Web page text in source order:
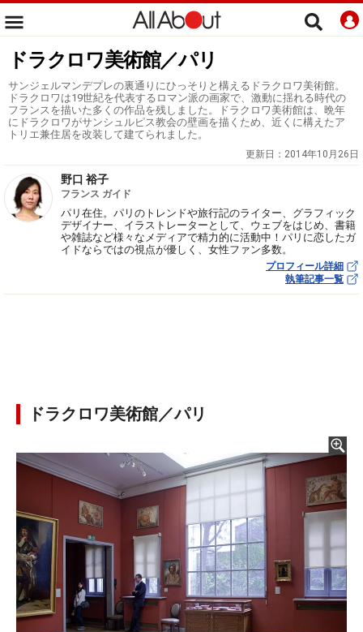
ドラクロワ美術館／パリ
サンジェルマンデプレの裏通りにひっそりと構えるドラクロワ美術館。
ドラクロワは19世紀を代表するロマン派の画家で、激動に揺れる時代の
フランスを描いた多くの作品を残しました。ドラクロワ美術館は、晩年
にドラクロワがサンシュルピス教会の壁画を描くため、近くに構えたア
トリエ兼住居を改装して建てられました。
更新日： 2014年10月26日
野口 裕子
フランス ガイド
パリ在住。パリのトレンドや旅行記のライター、グラフィック
デザイナー、イラストレーターとして、ウェブをはじめ、書籍
や雑誌など様々なメディアで精力的に活動中！パリに恋したガ
イドならではの視点が優しく、女性ファン多数。
プロフィール詳細
執筆記事一覧
ドラクロワ美術館／パリ